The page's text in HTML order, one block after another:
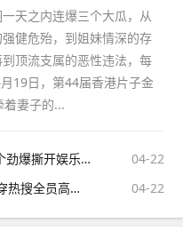
之内连爆三个大瓜，从
健危殆，到姐妹情深的存
顶流支属的恶性违法，每
日，第44届香港片子金
妻子的...
近20年来三大著名的桃色新闻个个劲爆撕开娱乐圈最不堪的一面
04-22
爆哭+怒撕！4月21日娱乐大瓜炸穿热搜全员高能不掺水
04-22